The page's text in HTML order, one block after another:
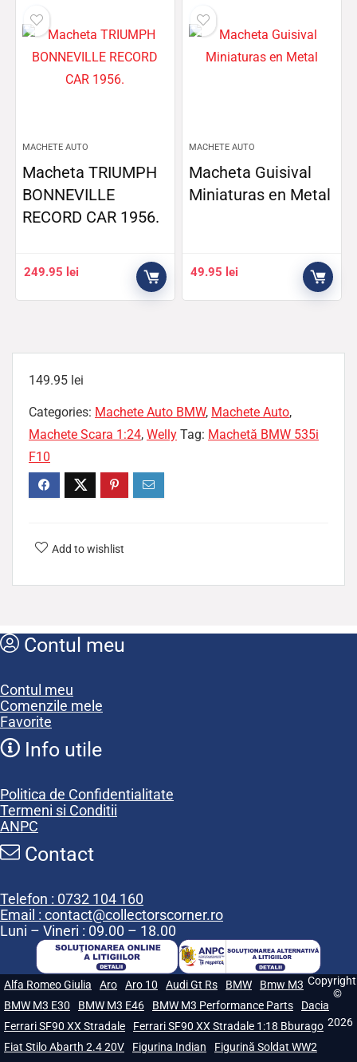
MACHETE AUTO
Macheta TRIUMPH
BONNEVILLE
RECORD CAR 1956.
249.95 lei
MACHETE AUTO
Macheta Guisival
Miniaturas en Metal
49.95 lei
149.95 lei
Categories: Machete Auto BMW, Machete Auto,
Machete Scara 1:24, Welly Tag: Machetă BMW 535i
F10
Add to wishlist
Contul meu
Contul meu
Comenzile mele
Favorite
Info utile
Politica de Confidentialitate
Termeni si Conditii
ANPC
Contact
Telefon : 0732 104 160
Email : contact@collectorscorner.ro
Luni – Vineri : 09.00 – 18.00
Alfa Romeo Giulia Aro Aro 10 Audi Gt Rs BMW
Bmw M3
BMW M3 E30
BMW M3 E46 BMW M3 Performance Parts
Dacia
Ferrari SF90 XX Stradale
Ferrari SF90 XX Stradale 1:18 Bburago
Fiat Stilo Abarth 2.4 20V
Figurina Indian
Figurină Soldat WW2
Copyright
©
2026